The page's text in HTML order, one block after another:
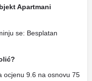
Apartmani
se: Besplatan
ocjenu 9.6 na osnovu 75